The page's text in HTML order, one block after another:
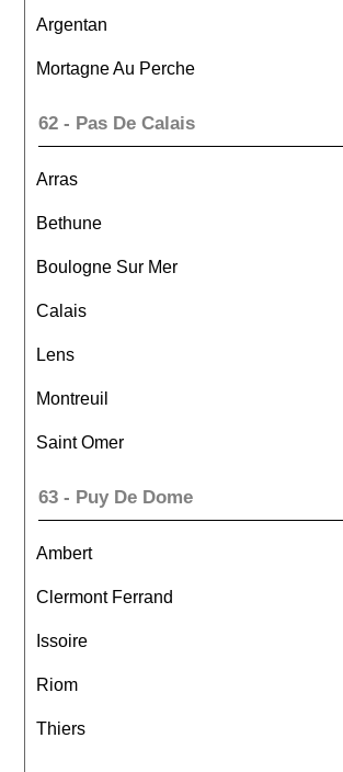
Argentan
Mortagne Au Perche
62 - Pas De Calais
Arras
Bethune
Boulogne Sur Mer
Calais
Lens
Montreuil
Saint Omer
63 - Puy De Dome
Ambert
Clermont Ferrand
Issoire
Riom
Thiers